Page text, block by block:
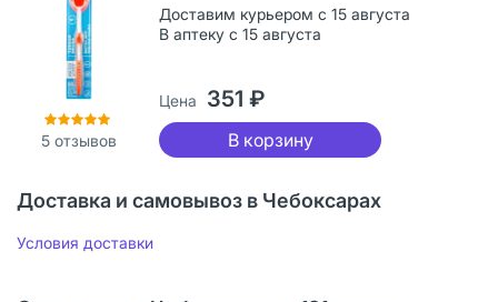
5 отзывов
Доставим курьером с 15 августа
В аптеку с 15 августа
Цена 351 ₽
В корзину
Доставка и самовывоз в Чебоксарах
Условия доставки